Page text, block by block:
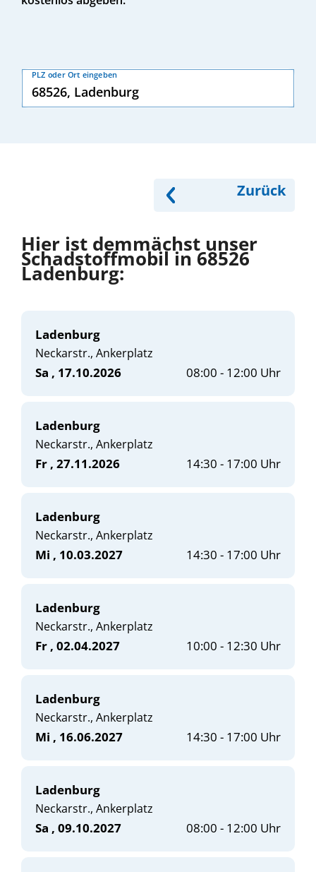
PLZ oder Ort eingeben
Zurück
Hier ist demmächst unser
Schadstoffmobil in 68526
Ladenburg:
Ladenburg
Neckarstr., Ankerplatz
Sa , 17.10.2026 08:00 - 12:00 Uhr
Ladenburg
Neckarstr., Ankerplatz
Fr , 27.11.2026 14:30 - 17:00 Uhr
Ladenburg
Neckarstr., Ankerplatz
Mi , 10.03.2027 14:30 - 17:00 Uhr
Ladenburg
Neckarstr., Ankerplatz
Fr , 02.04.2027 10:00 - 12:30 Uhr
Ladenburg
Neckarstr., Ankerplatz
Mi , 16.06.2027 14:30 - 17:00 Uhr
Ladenburg
Neckarstr., Ankerplatz
Sa , 09.10.2027 08:00 - 12:00 Uhr